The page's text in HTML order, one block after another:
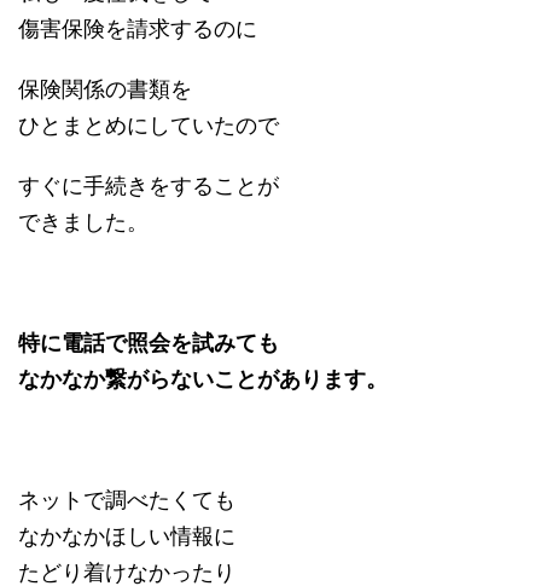
傷害保険を請求するのに
保険関係の書類を
ひとまとめにしていたので
すぐに手続きをすることが
できました。
特に電話で照会を試みても
なかなか繋がらないことがあります。
ネットで調べたくても
なかなかほしい情報に
たどり着けなかったり